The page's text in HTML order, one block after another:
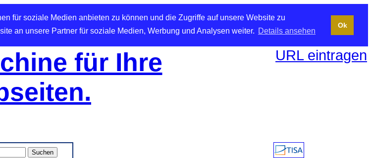
für soziale Medien anbieten zu können und die Zugriffe auf unsere Website zu
an unsere Partner für soziale Medien, Werbung und Analysen weiter. Details ansehen
Ok
für Ihre
URL eintragen